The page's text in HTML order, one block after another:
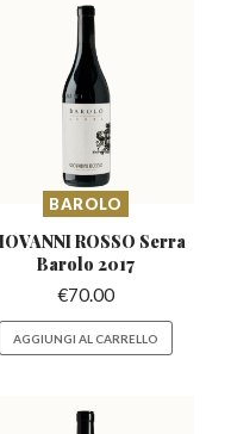
BAROLO
ROSSO Serra
Barolo 2017
€70.00
AGGIUNGI AL CARRELLO